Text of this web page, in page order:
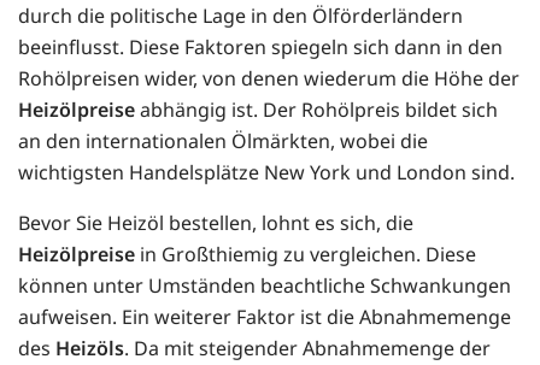
durch die politische Lage in den Ölförderländern
beeinflusst. Diese Faktoren spiegeln sich dann in den
Rohölpreisen wider, von denen wiederum die Höhe der
Heizölpreiseabhängig ist. Der Rohölpreis bildet sich
an den internationalen Ölmärkten, wobei die
wichtigsten Handelsplätze New York und London sind.
Bevor Sie Heizöl bestellen, lohnt es sich, die
Heizölpreise in Großthiemig zu vergleichen. Diese
können unter Umständen beachtliche Schwankungen
aufweisen. Ein weiterer Faktor ist die Abnahmemenge
des Heizöls. Da mit steigender Abnahmemenge der